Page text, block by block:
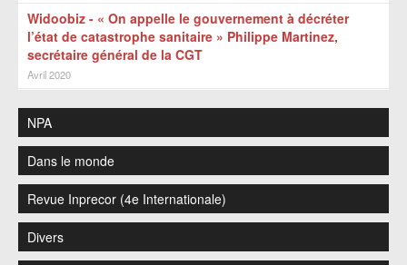
Wi­doo­biz - « On appelle le gouvernement à décréter
l’état de catastrophe sanitaire » Philippe Martinez,
secrétaire général de la CGT
Avril 2020
NPA
Dans le monde
Revue Inprecor (4e Internationale)
Divers